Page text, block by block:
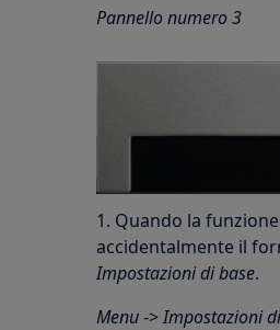
Pannello numero 3
1. Quando la funzione
accidentalmente il
Impostazioni di base.
Menu->Impostazioni di